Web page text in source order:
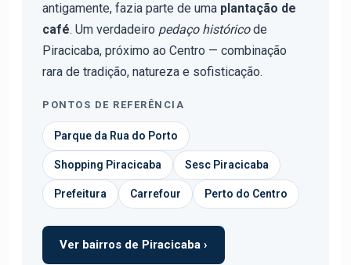
antigamente, fazia parte de uma plantação de
café. Um verdadeiro pedaço históricode
Piracicaba, próximo ao Centro — combinação
rara de tradição, natureza e sofisticação.
PONTOS DE REFERÊNCIA
Parque da Rua do Porto
Shopping Piracicaba Sesc Piracicaba
Prefeitura Carrefour Perto do Centro
Ver bairros de Piracicaba ›